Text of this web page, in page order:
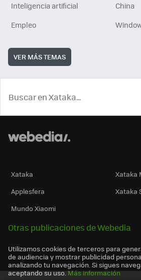
Inteligencia artificial
China
Empleo
VER MÁS TEMAS
Xataka
Xataka
Applesfera
Xataka
Mundo Xiaomi
Otras publicaciones de Webedia
Utilizamos cookies de terceros para
de audiencia y mostrar publicidad
analizando tu navegación. Si sigues
aceptando su uso. Más información